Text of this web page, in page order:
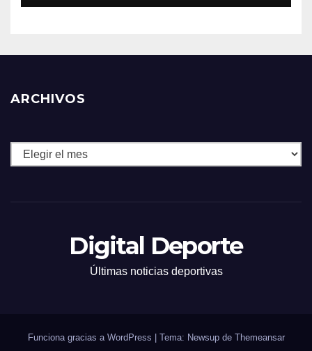
ARCHIVOS
Archivos
Digital Deporte
Últimas noticias deportivas
Funciona gracias a WordPress | Tema: Newsup de Themeansar